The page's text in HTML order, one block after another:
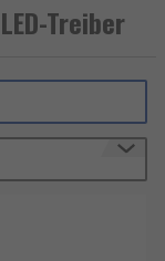
von
oder
von
Treiber